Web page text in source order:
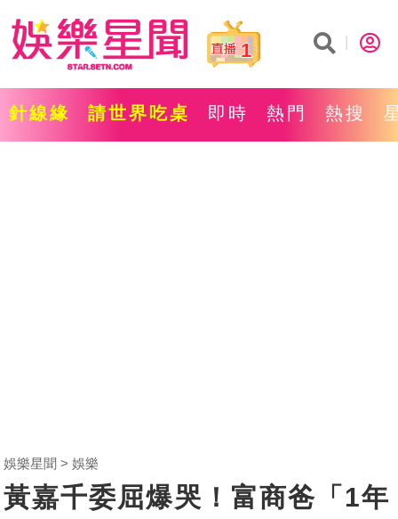
1
針線緣 請世界吃桌 即時 熱門 熱搜
娛樂星聞 娛樂
黃嘉千委屈爆哭！富商爸「1年